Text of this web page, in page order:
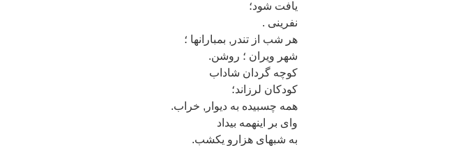
یافت شود؛
نفرینی .
هر شب از تندر, بمبارانها ؛
شهر ویران ؛ روشن.
کوچه گردان شاداب
کودکان لرزاند؛
همه چسبیده به دیوار, خراب.
وای بر اینهمه بیداد
به شبهای هزارو یکشب.